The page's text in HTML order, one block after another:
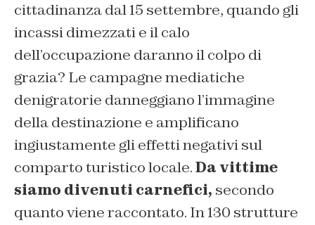
cittadinanza dal 15 settembre, quando gli
incassi dimezzati e il calo
dell’occupazione daranno il colpo di
grazia? Le campagne mediatiche
denigratorie danneggiano l’immagine
della destinazione e amplificano
ingiustamente gli effetti negativi sul
comparto turistico locale.Da vittime
siamo divenuti carnefici, secondo
quanto viene raccontato. In 130 strutture